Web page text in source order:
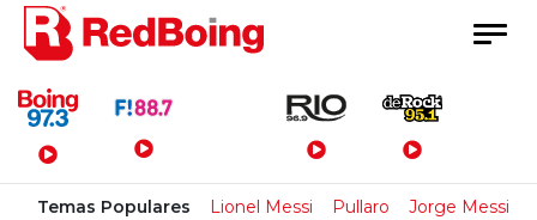
Menú Principal
Temas Populares Lionel Messi Pullaro Jorge Messi